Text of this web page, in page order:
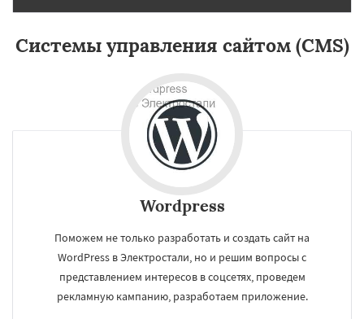
Работаем по
×
Андреево
Богородское
Быково Вербилки
Ильинский Красково
Лотошино Малаховка Менделеевск
Михнево Монино Нахабино
Некрасовское
Обухово Октябрьский
Правдинский
Решетниково
Свердловск Северный Софрино
Системы управления сайтом (CMS)
Wordpress
Поможем не только разработать и создать сайт на
WordPress в Электростали, но и решим вопросы с
представлением интересов в соцсетях, проведем
рекламную кампанию, разработаем приложение.
×
Даю согласие на обработку персональных данных